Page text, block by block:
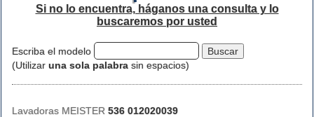
Si no lo encuentra, háganos una consulta y lo
buscaremos por usted
Escriba el modelo
(Utilizar una sola palabra sin espacios)
Lavadoras MEISTER 536 012020039